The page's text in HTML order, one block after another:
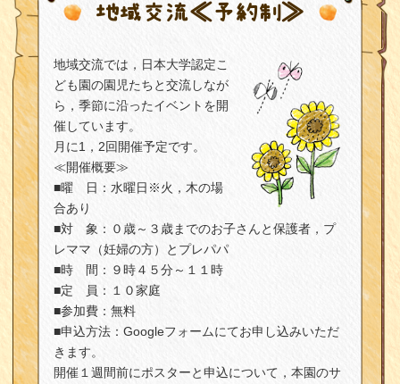
地域交流≪予約制≫
地域交流では，日本大学認定こ
ども園の園児たちと交流しなが
ら，季節に沿ったイベントを開
催しています。
月に1，2回開催予定です。
≪開催概要≫
■曜 日：水曜日※火，木の場
合あり
■対 象：０歳～３歳までのお子さんと保護者，プ
レママ（妊婦の方）とプレパパ
■時 間：９時４５分～１１時
■定 員：１０家庭
■参加費：無料
■申込方法：Googleフォームにてお申し込みいただ
きます。
開催１週間前にポスターと申込について，本園のサ